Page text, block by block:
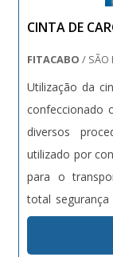
Todos esses
colaboradores
atender os
CINTA DE
FITACABO / SÃO
Utilização da
confeccionado
diversos
utilizado por
para o
total segurança
e remoção.
detalhes que